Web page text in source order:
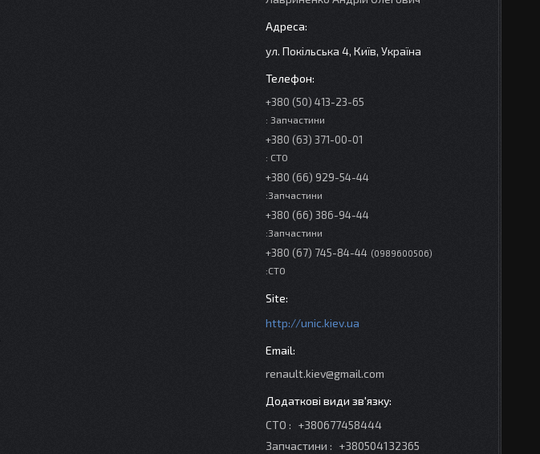
ул. Покільська 4, Київ, Україна
+380 (50) 413-23-65
: Запчастини
+380 (63) 371-00-01
: СТО
+380 (66) 929-54-44
:Запчастини
+380 (66) 386-94-44
:Запчастини
+380 (67) 745-84-44 0989600506
:СТО
http://unic.kiev.ua
renault.kiev@gmail.com
СТО
+380677458444
Запчастини
+380504132365